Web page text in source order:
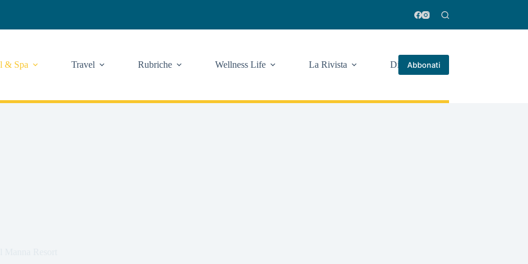
& Spa Travel Rubriche Wellness Life La Rivista Di piùAbbonati